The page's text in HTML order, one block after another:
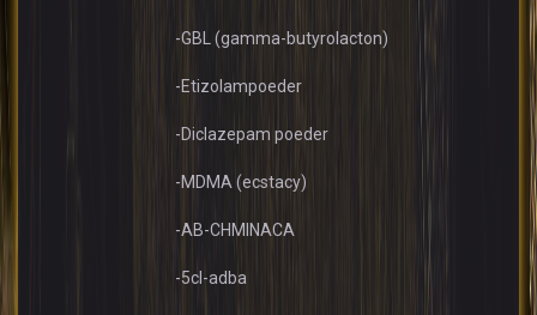
-GBL (gamma-butyrolacton)
-Etizolampoeder
-Diclazepam poeder
-MDMA (ecstacy)
-AB-CHMINACA
-5cl-adba